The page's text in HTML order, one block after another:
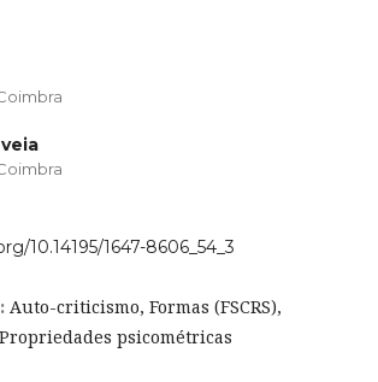
10.14195/1647-8606_54_3
Auto-criticismo, Formas (FSCRS),
Propriedades psicométricas